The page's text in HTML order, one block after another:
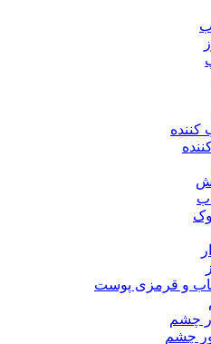
و قرمزی پوست
چشم
چشم